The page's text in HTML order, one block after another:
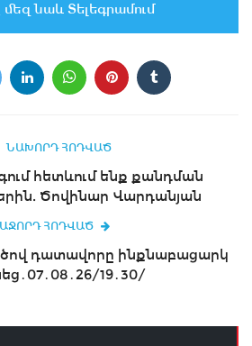
նաև Տելեգրամում
ՆԱԽՈՐԴ ՀՈԴՎԱԾ
հետևում ենք քանդման
Ծովինար Վարդանյան
ՀՈԴՎԱԾ
դատավորը ինքնաբացարկ
19․30/